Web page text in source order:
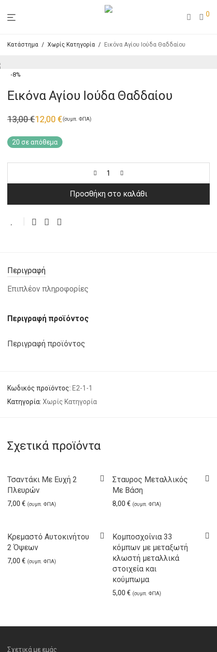
0
Κατάστημα / Χωρίς Κατηγορία / Εικόνα Αγίου Ιούδα Θαδδαίου
-8%
Εικόνα Αγίου Ιούδα Θαδδαίου
13,00€
Original
was:
13,00 €.
12,00 €
Η
τιμή
είναι:
12,00 €.
(συμπ. ΦΠΑ)
20 σε απόθεμα
Προσθήκη στο καλάθι
Περιγραφή
Επιπλέον πληροφορίες
Περιγραφή προϊόντος
Περιγραφή προϊόντος
Κωδικός προϊόντος: E2-1-1
Κατηγορία: Χωρίς Κατηγορία
Σχετικά προϊόντα
Τσαντάκι Με Ευχή 2
Πλευρών
7,00 € (συμπ. ΦΠΑ)
Σταυρος Μεταλλικός
Με Βάση
8,00 € (συμπ. ΦΠΑ)
Κρεμαστό Αυτοκινήτου
2 Όψεων
7,00 € (συμπ. ΦΠΑ)
Κομποσχοίνια 33
κόμπων με μεταξωτή
κλωστή μεταλλικά
στοιχεία και
κούμπωμα
5,00 € (συμπ. ΦΠΑ)
Σχετικά με εμάς